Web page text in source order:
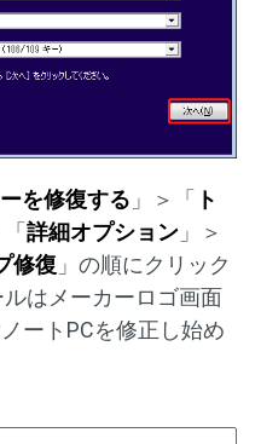
を修復する 」＞「 ト
詳細オプション 」＞
修復 」の順にクリック
はメーカーロゴ画面
ートPCを修正し始め